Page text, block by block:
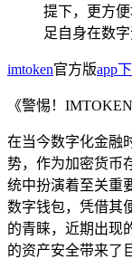
提下，更方
足自身在数
imtoken官方版app
《警惕！
在当今数字化金融
势，作为加密货币
统中扮演着至关重
数字钱包，凭借其
的青睐，近期出现
的资产安全带来了